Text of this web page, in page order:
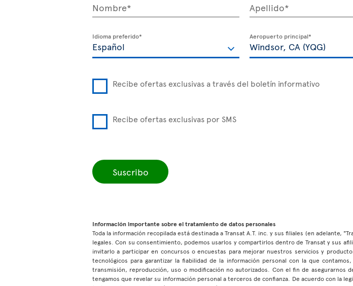
Nombre* Apellido*
Idioma preferido* Aeropuerto principal*
Recibe ofertas exclusivas a través del boletín informativo
Recibe ofertas exclusivas por SMS
Suscribo
Información importante sobre el tratamiento de datos personales
Toda la información recopilada está destinada a Transat A.T. inc. y sus filiales (en adelante,
legales. Con su consentimiento, podemos usarlos y compartirlos dentro de Transat y sus
invitarlo a participar en concursos o encuestas para mejorar nuestros servicios y
tecnológicos para garantizar la fiabilidad de la información personal con la que
transmisión, reproducción, uso o modificación no autorizados. Con el fin de
tengamos que revelar su información personal a terceros de confianza. De acuerdo con la